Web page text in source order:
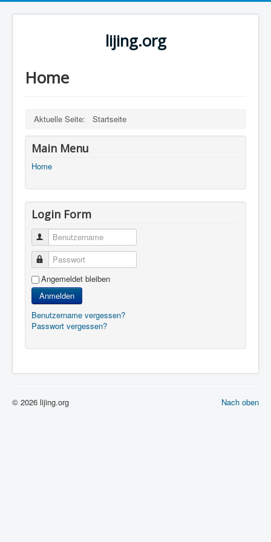
lijing.org
Home
Aktuelle Seite: Startseite
Main Menu
Home
Login Form
Benutzername
Passwort
Angemeldet bleiben
Anmelden
Benutzername vergessen?
Passwort vergessen?
Nach oben
© 2026 lijing.org